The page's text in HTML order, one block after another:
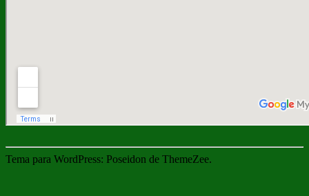
Tema para WordPress: Poseidon de ThemeZee.